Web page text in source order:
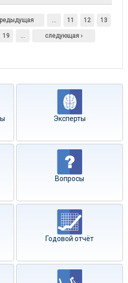
… 11 12 13
19 … следующая ›
Эксперты
Вопросы
Годовой отчёт